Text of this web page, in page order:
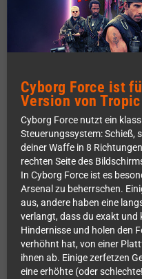
Cyborg Force ist
Version von
Cyborg Force nutzt ein
Steuerungssystem: Schieß,
deiner Waffe in 8
rechten Seite des
In Cyborg Force ist es
Arsenal zu beherrschen.
aus, andere haben eine
verlangt, dass du exakt und
Hindernisse und holen den
verhöhnt hat, von einer
ihnen ab. Einige zerfetzen
eine erhöhte (oder